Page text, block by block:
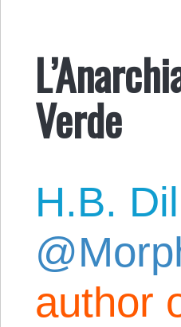
Verde
H.B.
author